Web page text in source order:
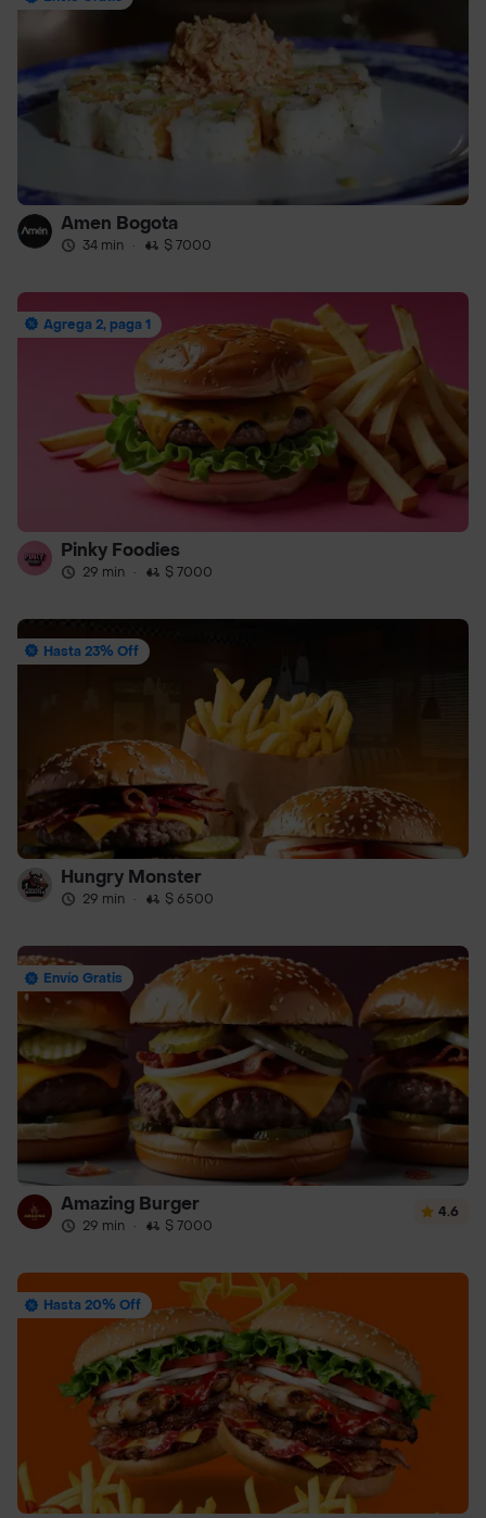
Amen Bogota
34 min · $ 7000
Agrega 2, paga 1
Pinky Foodies
29 min · $ 7000
Hasta 23% Off
Hungry Monster
29 min · $ 6500
Envío Gratis
Amazing Burger
29 min · $ 7000
4.6
Hasta 20% Off